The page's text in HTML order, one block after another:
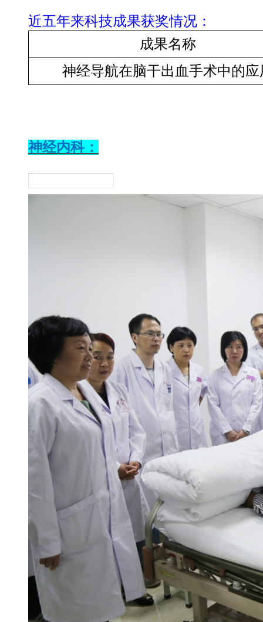
近五年来科技成果获奖情况：
成果名称
神经导航在脑干出血手术中的应
神经内科：